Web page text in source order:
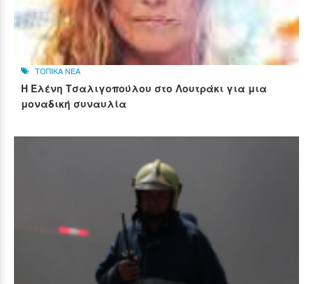
ΤΟΠΙΚΑ ΝΕΑ
Η Ελένη Τσαλιγοπούλου στο Λουτράκι για μια
μοναδική συναυλία